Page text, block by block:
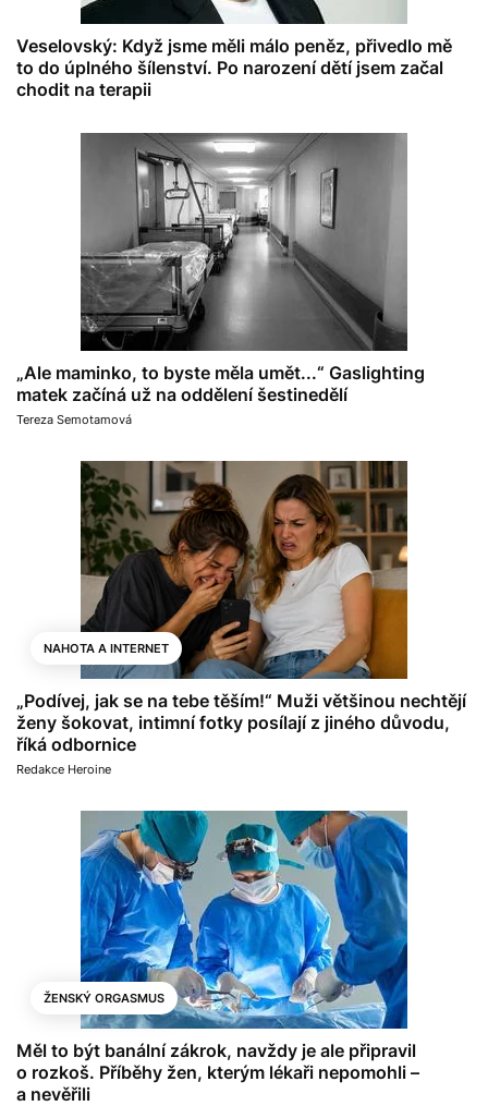
Veselovský: Když jsme měli málo peněz, přivedlo mě
to do úplného šílenství. Po narození dětí jsem začal
chodit na terapii
„Ale maminko, to byste měla umět...“ Gaslighting
matek začíná už na oddělení šestinedělí
Tereza Semotamová
NAHOTA A INTERNET
„Podívej, jak se na tebe těším!“ Muži většinou nechtějí
ženy šokovat, intimní fotky posílají z jiného důvodu,
říká odbornice
Redakce Heroine
ŽENSKÝ ORGASMUS
Měl to být banální zákrok, navždy je ale připravil
o rozkoš. Příběhy žen, kterým lékaři nepomohli –
a nevěřili